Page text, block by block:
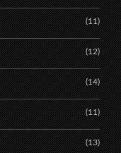
(11)
(12)
(14)
(11)
(13)